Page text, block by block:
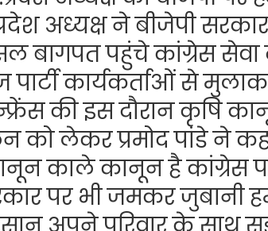
अध्यक्ष ने बीजेपी
बागपत पहुंचे कांग्रेस सेवा
कार्यकर्ताओं से
की इस दौरान कृषि
को लेकर प्रमोद पांडे ने
काले कानून है कांग्रेस
पर भी जमकर जुबानी